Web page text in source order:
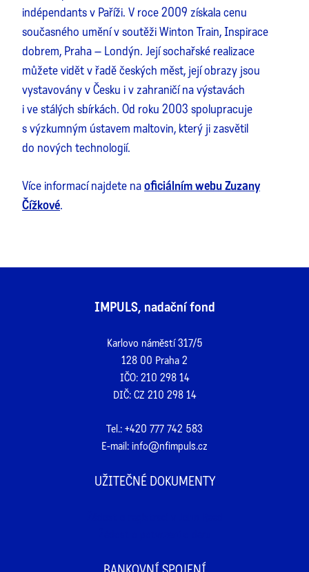
indépendants v Paříži. V roce 2009 získala cenu
současného umění v soutěži Winton Train, Inspirace
dobrem, Praha – Londýn. Její sochařské realizace
můžete vidět v řadě českých měst, její obrazy jsou
vystavovány v Česku i v zahraničí na výstavách
i ve stálých sbírkách. Od roku 2003 spolupracuje
s výzkumným ústavem maltovin, který ji zasvětil
do nových technologií.
Více informací najdete naoficiálním webu Zuzany
Čížkové.
IMPULS, nadační fond
Karlovo náměstí 317/5
128 00 Praha 2
IČO: 210 298 14
DIČ: CZ 210 298 14
Tel.: +420 777 742 583
E-mail: info@nfimpuls.cz
UŽITEČNÉ DOKUMENTY